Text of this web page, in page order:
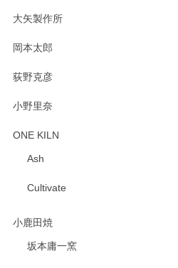
大矢製作所
岡本太郎
荻野克彦
小野里奈
ONE KILN
Ash
Cultivate
小鹿田焼
坂本庸一窯